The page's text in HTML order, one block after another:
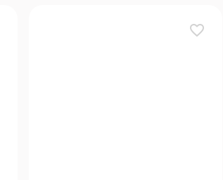
favorite_border